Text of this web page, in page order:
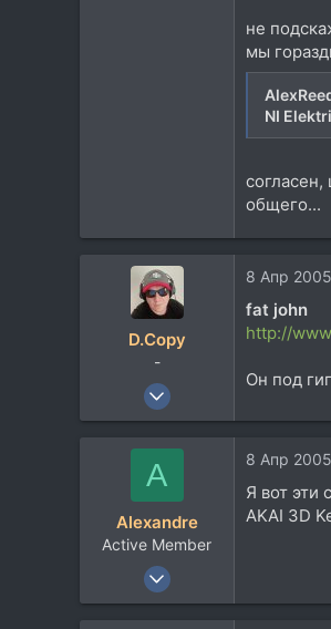
не
мы
NI
общего...
D.Copy
-
7 Апр 2004
4.862
8 Апр 2005
fat john
http://
Он под
A
Alexandre
Active Member
3 Ноя 2004
1.547
8 Апр 2005
Я вот эти
AKAI 3D